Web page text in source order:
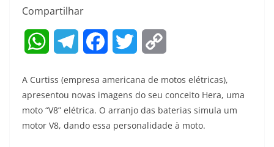
Compartilhar
W
a
t
l
e
c
e
i
t
p
y
A Curtiss (empresa americana de motos elétricas),
apresentou novas imagens do seu conceito Hera, uma
moto “V8” elétrica. O arranjo das baterias simula um
motor V8, dando essa personalidade à moto.